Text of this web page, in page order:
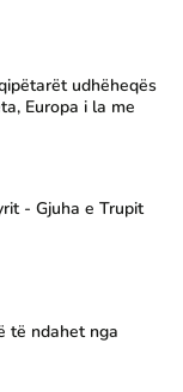
udhëheqës
Europa i la me
- Gjuha e Trupit
të ndahet nga